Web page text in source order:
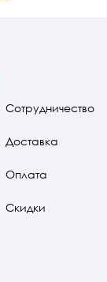
Сотрудничество
Доставка
Оплата
Скидки